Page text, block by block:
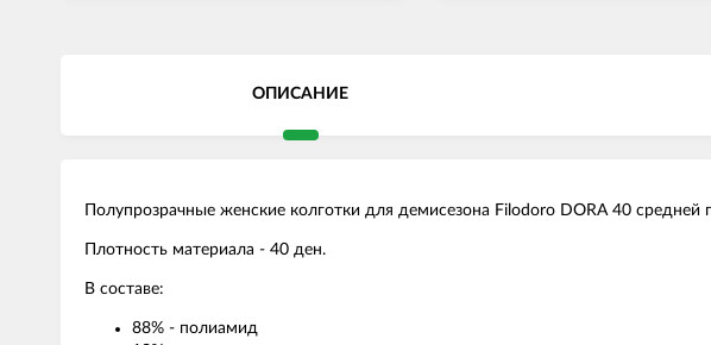
ОПИСАНИЕ
Полупрозрачные женские колготки для демисезона Filodoro DORA 40
Плотность материала - 40 ден.
В составе:
88% - полиамид